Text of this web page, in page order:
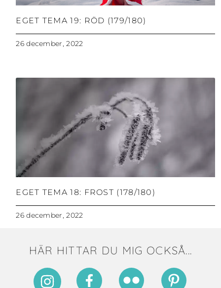
EGET TEMA 19: RÖD (179/180)
26 december, 2022
EGET TEMA 18: FROST (178/180)
26 december, 2022
HÄR HITTAR DU MIG OCKSÅ...